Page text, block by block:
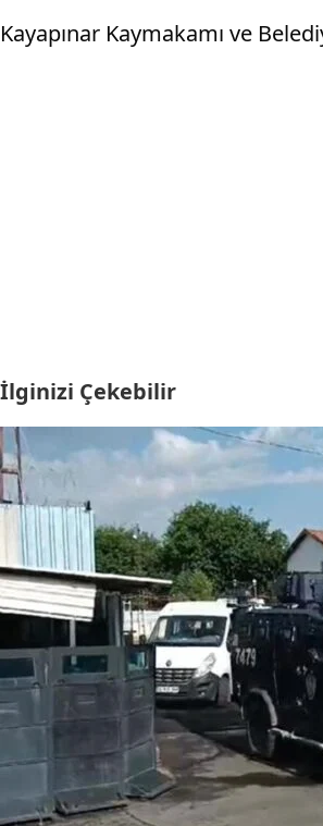
Kayapınar Kaymakamı ve
İlginizi Çekebilir